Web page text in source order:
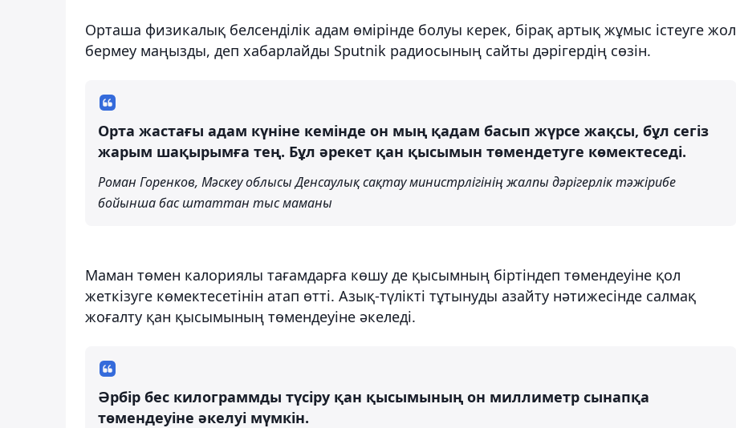
Орташа физикалық белсенділік адам өмірінде болуы керек, бірақ артық жұмыс істеуге жол
бермеу маңызды, деп хабарлайды Sputnik радиосының сайты дәрігердің сөзін.
Орта жастағы адам күніне кемінде он мың қадам басып жүрсе жақсы, бұл сегіз
жарым шақырымға тең. Бұл әрекет қан қысымын төмендетуге көмектеседі.
Роман Горенков, Мәскеу облысы Денсаулық сақтау министрлігінің жалпы дәрігерлік тәжірибе
бойынша бас штаттан тыс маманы
Маман төмен калориялы тағамдарға көшу де қысымның біртіндеп төмендеуіне қол
жеткізуге көмектесетінін атап өтті. Азық-түлікті тұтынуды азайту нәтижесінде салмақ
жоғалту қан қысымының төмендеуіне әкеледі.
Әрбір бес килограммды түсіру қан қысымының он миллиметр сынапқа
төмендеуіне әкелуі мүмкін.